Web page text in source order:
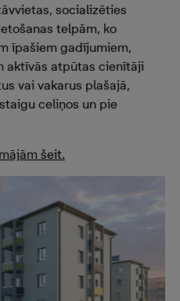
socializēties
telpām, ko
īpašiem gadījumiem,
aktīvās atpūtas cienītāji
vai vakarus plašajā,
celiņos un pie
šeit.